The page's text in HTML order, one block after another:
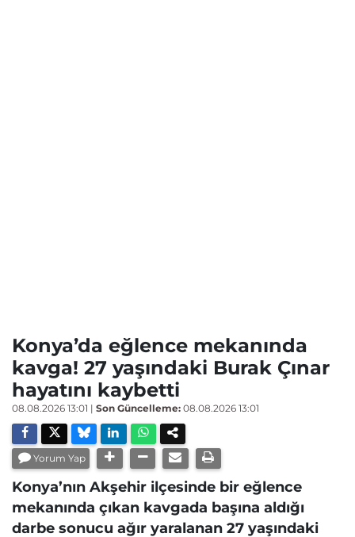
Konya’da eğlence mekanında
kavga! 27 yaşındaki Burak Çınar
hayatını kaybetti
08.08.2026 13:01 | Son Güncelleme: 08.08.2026 13:01
Yorum Yap
Konya’nın Akşehir ilçesinde bir eğlence
mekanında çıkan kavgada başına aldığı
darbe sonucu ağır yaralanan 27 yaşındaki